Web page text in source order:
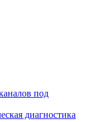
под
диагностика